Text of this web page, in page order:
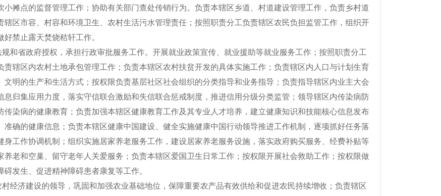
摊点的监督管理工作；协助有关部门查处传销行为。负责本辖区乡道、村道建设管理工作，负责乡村道
区市容、村容和环境卫生、农村生活污水管理责任；按照职责分工负责辖区农民负担监管工作，组织开
禁止露天焚烧秸轩工作。
规和省政府授权，承担行政审批服务工作。开展就业政策宣传、就业援助等就业服务工作；按照职责分工
辖区内农村土地承包管理工作；负责本辖区农村扶贫开发的具体实施工作；负责辖区内人口与计划生育
明的生产和生活方式；按权限负责基层社区社会组织的分类指导和业务指导；负责指导辖区内业主大会
归集应用力度，落实守信联合激励和失信联合惩戒制度，推进信用分级分类监管；领导辖区内传染病防
染病的健康教育；负责加强本辖区健康教育工作及其专业人才培养，建立健康知识和技能核心信息发布
确的健康信息；负责本辖区健康中国建设、健全实施健康中国行动领导推进工作机制，逐项抓好任务落
工作协调机制；组织实施居家养老服务工作，建设居家养老服务设施，落实政府购买服务、经费补贴等
老和空巢、留守老年人关爱服务；负责本辖区爱国卫生日常工作；按权限开展社会救助工作；按权限做
发生、促进精神障碍患者康复等工作。
村经济建设的领导，巩固和加强农业基础地位，保障重要农产品有效供给和促进农民持续增收；负责辖区